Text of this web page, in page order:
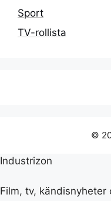
Sport
TV-rollista
©
Industrizon
Film, tv, kändisnyheter